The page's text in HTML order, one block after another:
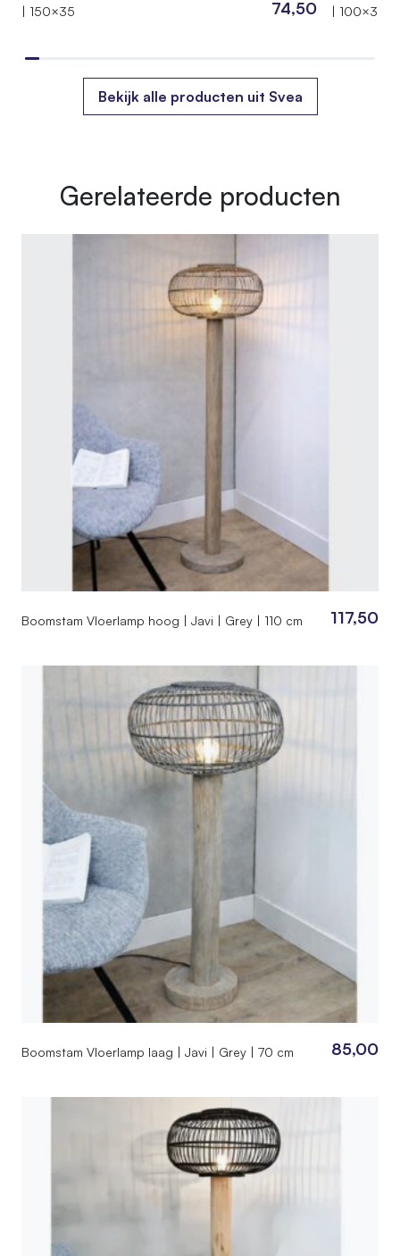
| 150×35
74,50
| 100×35
Bekijk alle producten uit Svea
Gerelateerde producten
Boomstam Vloerlamp hoog | Javi | Grey | 110 cm 117,50
Boomstam Vloerlamp laag | Javi | Grey | 70 cm 85,00